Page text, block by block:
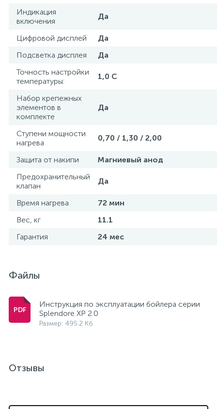
Индикация
включения
Да
Цифровой дисплей
Да
Подсветка дисплея
Да
Точность настройки
температуры:
1,0 С
Набор крепежных
элементов в
комплекте
Да
Ступени мощности
нагрева
0,70 / 1,30 / 2,00
Защита от накипи
Магниевый анод
Предохранительный
клапан
Да
Время нагрева
72 мин
Вес, кг
11.1
Гарантия
24 мес
Файлы
Инструкция по эксплуатации бойлера серии
Splendore XP 2.0
Размер: 495.2 Кб
Отзывы